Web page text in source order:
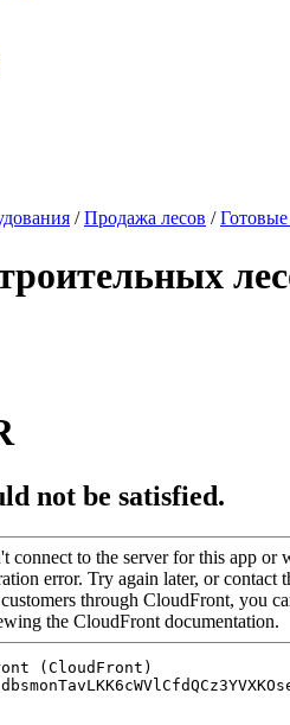
/Продажа лесов /